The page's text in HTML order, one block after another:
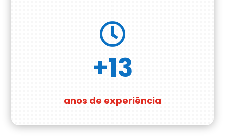

+13
anos de experiência